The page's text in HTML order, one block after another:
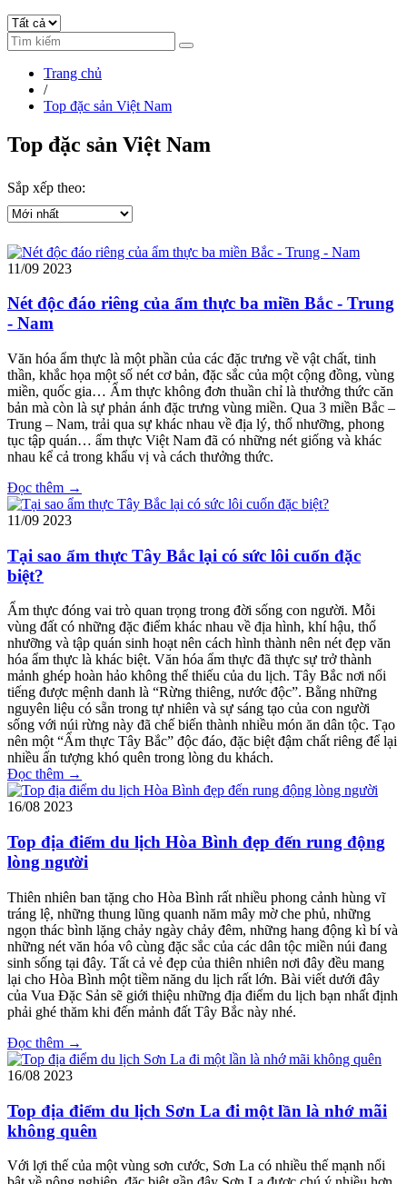
Trang chủ
/
Top đặc sản Việt Nam
Top đặc sản Việt Nam
Sắp xếp theo:
11/09 2023
Nét độc đáo riêng của ẩm thực ba miền Bắc - Trung
- Nam
Văn hóa ẩm thực là một phần của các đặc trưng về vật chất, tinh
thần, khắc họa một số nét cơ bản, đặc sắc của một cộng đồng, vùng
miền, quốc gia… Ẩm thực không đơn thuần chỉ là thưởng thức căn
bản mà còn là sự phản ánh đặc trưng vùng miền. Qua 3 miền Bắc –
Trung – Nam, trải qua sự khác nhau về địa lý, thổ nhưỡng, phong
tục tập quán… ẩm thực Việt Nam đã có những nét giống và khác
nhau kể cả trong khẩu vị và cách thưởng thức.
Đọc thêm →
11/09 2023
Tại sao ẩm thực Tây Bắc lại có sức lôi cuốn đặc
biệt?
Ẩm thực đóng vai trò quan trọng trong đời sống con người. Mỗi
vùng đất có những đặc điểm khác nhau về địa hình, khí hậu, thổ
nhưỡng và tập quán sinh hoạt nên cách hình thành nên nét đẹp văn
hóa ẩm thực là khác biệt. Văn hóa ẩm thực đã thực sự trở thành
mảnh ghép hoàn hảo không thể thiếu của du lịch. Tây Bắc nơi nổi
tiếng được mệnh danh là “Rừng thiêng, nước độc”. Bằng những
nguyên liệu có sẵn trong tự nhiên và sự sáng tạo của con người
sống với núi rừng này đã chế biến thành nhiều món ăn dân tộc. Tạo
nên một “Ẩm thực Tây Bắc” độc đáo, đặc biệt đậm chất riêng để lại
nhiều ấn tượng khó quên trong lòng du khách.
Đọc thêm →
16/08 2023
Top địa điểm du lịch Hòa Bình đẹp đến rung động
lòng người
Thiên nhiên ban tặng cho Hòa Bình rất nhiều phong cảnh hùng vĩ
tráng lệ, những thung lũng quanh năm mây mờ che phủ, những
ngọn thác bình lặng chảy ngày chảy đêm, những hang động kì bí và
những nét văn hóa vô cùng đặc sắc của các dân tộc miền núi đang
sinh sống tại đây. Tất cả vẻ đẹp của thiên nhiên nơi đây đều mang
lại cho Hòa Bình một tiềm năng du lịch rất lớn. Bài viết dưới đây
của Vua Đặc Sản sẽ giới thiệu những địa điểm du lịch bạn nhất định
phải ghé thăm khi đến mảnh đất Tây Bắc này nhé.
Đọc thêm →
16/08 2023
Top địa điểm du lịch Sơn La đi một lần là nhớ mãi
không quên
Với lợi thế của một vùng sơn cước, Sơn La có nhiều thế mạnh nổi